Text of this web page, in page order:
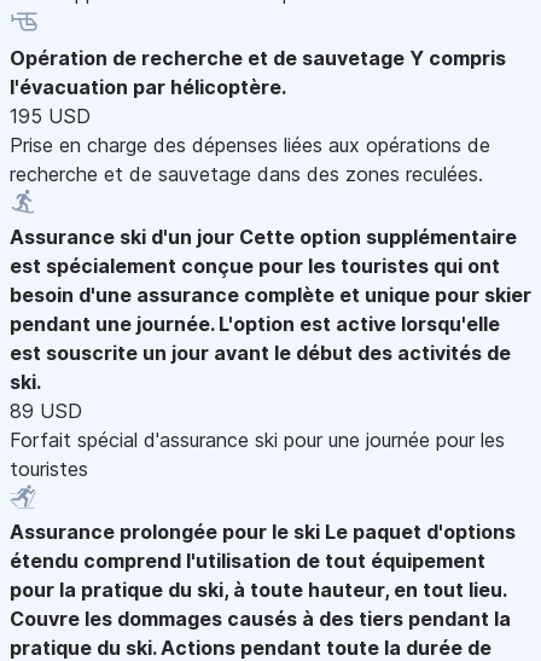
Opération de recherche et de sauvetage Y compris
l'évacuation par hélicoptère.
195 USD
Prise en charge des dépenses liées aux opérations de
recherche et de sauvetage dans des zones reculées.
Assurance ski d'un jour Cette option supplémentaire
est spécialement conçue pour les touristes qui ont
besoin d'une assurance complète et unique pour skier
pendant une journée. L'option est active lorsqu'elle
est souscrite un jour avant le début des activités de
ski.
89 USD
Forfait spécial d'assurance ski pour une journée pour les
touristes
Assurance prolongée pour le ski Le paquet d'options
étendu comprend l'utilisation de tout équipement
pour la pratique du ski, à toute hauteur, en tout lieu.
Couvre les dommages causés à des tiers pendant la
pratique du ski. Actions pendant toute la durée de